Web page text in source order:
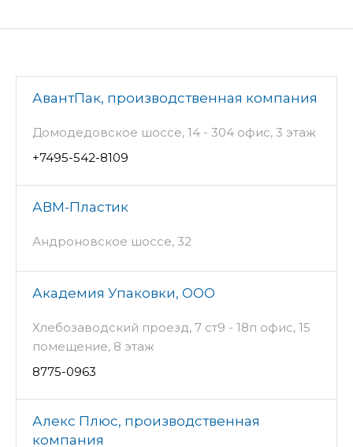
АвантПак, производственная компания
Домодедовское шоссе, 14 - 304 офис, 3 этаж
+7495-542-8109
АВМ-Пластик
Андроновское шоссе, 32
Академия Упаковки, ООО
Хлебозаводский проезд, 7 ст9 - 18п офис, 15
помещение, 8 этаж
8775-0963
Алекс Плюс, производственная
компания